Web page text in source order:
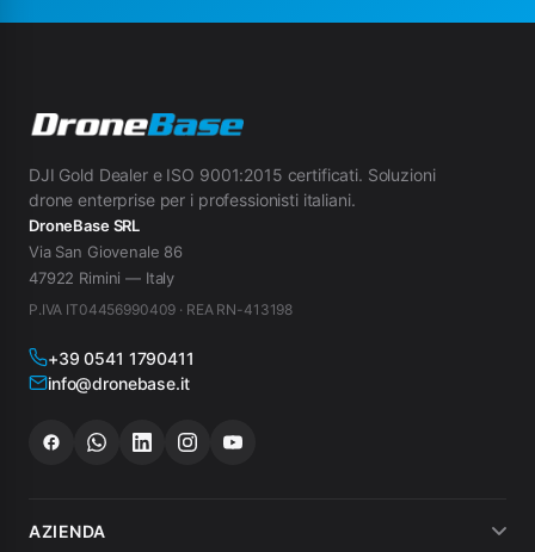
DJI Gold Dealer e ISO 9001:2015 certificati. Soluzioni
drone enterprise per i professionisti italiani.
DroneBase SRL
Via San Giovenale 86
47922 Rimini — Italy
P.IVA IT04456990409 · REA RN-413198
+39 0541 1790411
info@dronebase.it
AZIENDA